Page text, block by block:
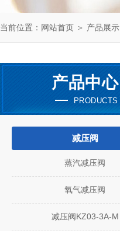
当前位置： 网站首页 ＞ 产品展示
产品中心
PRODUCTS
减压阀
蒸汽减压阀
氧气减压阀
减压阀KZ03-3A-M